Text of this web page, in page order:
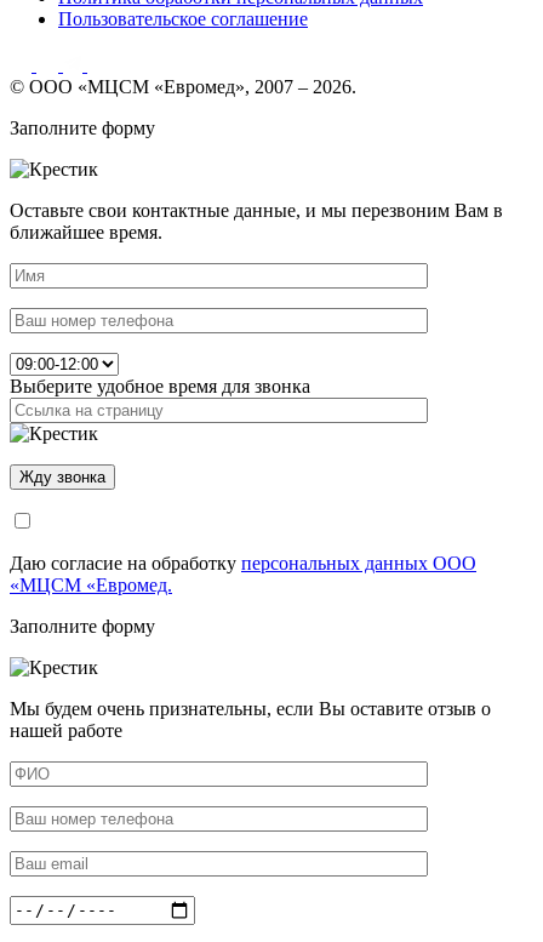
Пользовательское соглашение
© ООО «МЦСМ «Евромед», 2007 – 2026.
Заполните форму
Оставьте свои контактные данные, и мы перезвоним Вам в
ближайшее время.
Выберите удобное время для звонка
Даю согласие на обработку персональных данных ООО
«МЦСМ «Евромед.
Заполните форму
Мы будем очень признательны, если Вы оставите отзыв о
нашей работе